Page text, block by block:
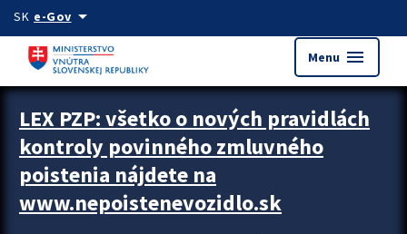
Preskocit na hlavný obsah
SK e-Govarrow_drop_down
Menu menu
Zastavit automatický posun upútavok
LEX PZP: všetko o nových pravidlách
kontroly povinného zmluvného
poistenia nájdete na
www.nepoistenevozidlo.sk